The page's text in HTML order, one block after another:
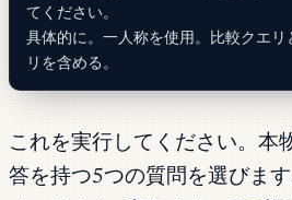
てください。
具体的に。一人称を使用。比較クエ
リを含める。
これを実行してください。本
答を持つ5つの質問を選びま